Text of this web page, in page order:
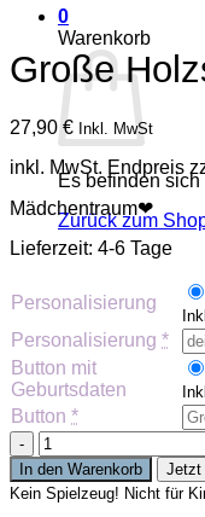
0
Warenkorb
Es befinden sich
Zurück zum
Große
27,90€ Inkl. MwSt
inkl. MwSt. Endpreis
Mädchentraum❤
Lieferzeit: 4-6 Tage
Personalisierung
Personalisierung *
Button mit
Geburtsdaten
Button *
Große
Holzspardose
Fischotter
Menge
In den Warenkorb
Jetzt
Kein Spielzeug! Nicht für